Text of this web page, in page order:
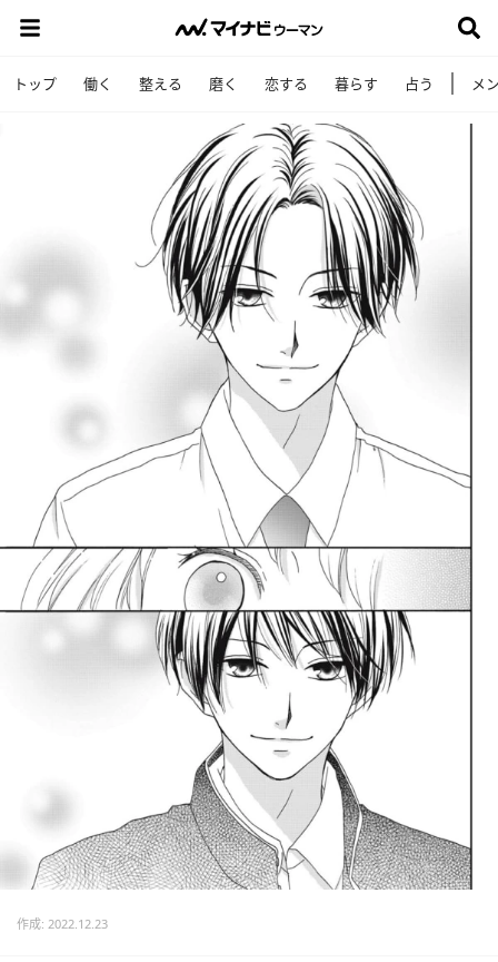
トップ 働く 整える 磨く 恋する 暮らす 占う メ
作成: 2022.12.23